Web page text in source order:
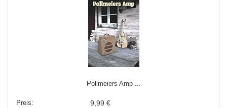
Pollmeiers Amp ...
9,99 €